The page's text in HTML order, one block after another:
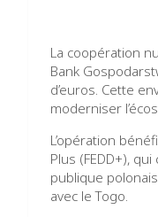
La coopération
Bank
d’euros. Cette
moderniser
L’opération
Plus (FEDD+),
publique
avec le Togo.